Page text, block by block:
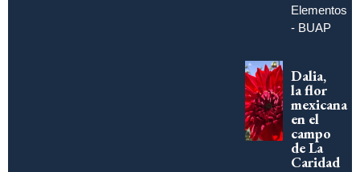
Elementos
- BUAP
Dalia,
la flor
mexicana
en el
campo
de La
Caridad